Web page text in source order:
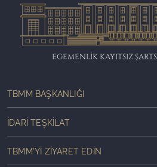
EGEMENLİK KAYITSIZ
TBMM BAŞKANLIĞI
İDARI TEŞKILAT
TBMM'YI ZIYARET EDIN